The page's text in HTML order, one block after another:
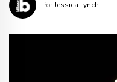
PorJessica Lynch